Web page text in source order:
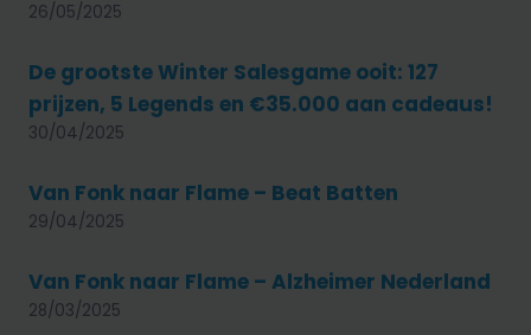
26/05/2025
De grootste Winter Salesgame ooit: 127
prijzen, 5 Legends en €35.000 aan cadeaus!
30/04/2025
Van Fonk naar Flame – Beat Batten
29/04/2025
Van Fonk naar Flame – Alzheimer Nederland
28/03/2025